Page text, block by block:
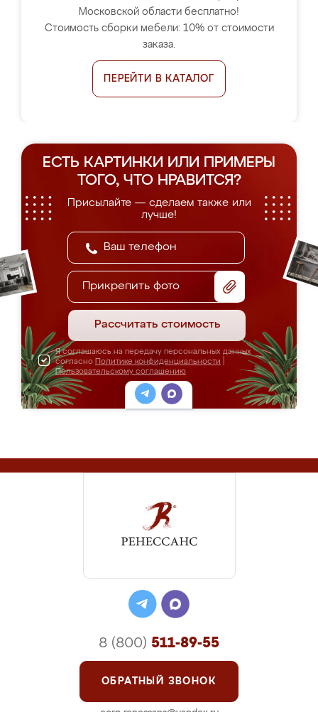
Московской области бесплатно!
Стоимость сборки мебели: 10% от стоимости
заказа.
ПЕРЕЙТИ В КАТАЛОГ
ЕСТЬ КАРТИНКИ ИЛИ ПРИМЕРЫ
ТОГО, ЧТО НРАВИТСЯ?
Присылайте — сделаем также или
лучше!
Прикрепить фото
Рассчитать стоимость
Я соглашаюсь на передачу персональных данных
согласно Политике конфиденциальности
Пользовательскому соглашению
8 (800) 511-89-55
ОБРАТНЫЙ ЗВОНОК